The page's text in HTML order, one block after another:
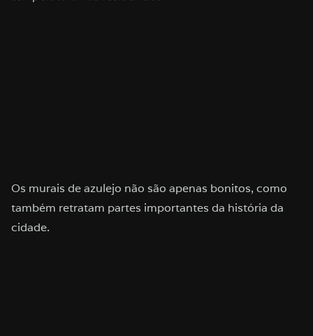
Os murais de azulejo não são apenas bonitos, como
também retratam partes importantes da história da
cidade.